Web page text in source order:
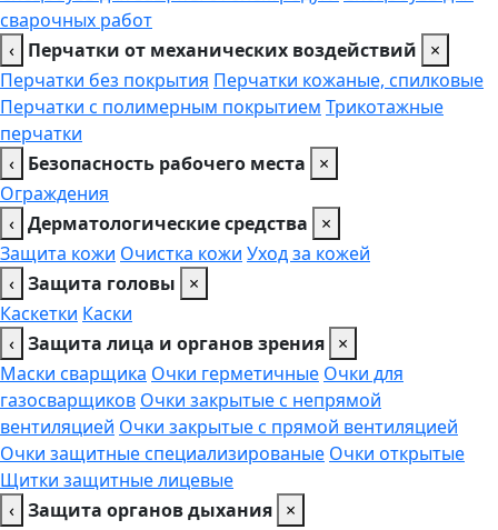
сварочных работ
‹ Перчатки от механических воздействий
×
Перчатки без покрытия Перчатки кожаные, спилковые
Перчатки с полимерным покрытием Трикотажные
перчатки
‹ Безопасность рабочего места
×
Ограждения
‹ Дерматологические средства
×
Защита кожи Очистка кожи Уход за кожей
‹ Защита головы
×
Каскетки Каски
‹ Защита лица и органов зрения ×
Маски сварщика Очки герметичные Очки для
газосварщиков Очки закрытые с непрямой
вентиляцией Очки закрытые с прямой вентиляцией
Очки защитные специализированые Очки открытые
Щитки защитные лицевые
‹ Защита органов дыхания ×